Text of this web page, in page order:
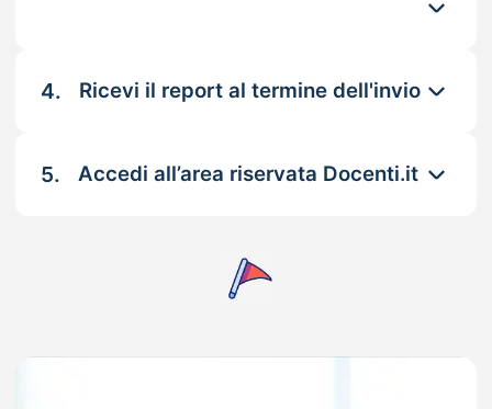
4. Ricevi il report al termine dell'invio
5. Accedi all’area riservata Docenti.it